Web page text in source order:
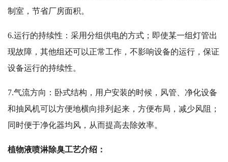
制室，节省厂房面积。
6.运行的持续性：采用分组供电的方式；即使某一组灯管出
现故障，其他组还可以正常工作，不影响设备的运行，保证
设备运行的持续性。
7.气流方向：卧式结构，用户安装的时候，风管、净化设备
和抽风机可以方便地横向排列起来，方便布局，减少风阻；
同时便于净化器均风，从而提高去除效率。
植物液喷淋除臭工艺介绍：